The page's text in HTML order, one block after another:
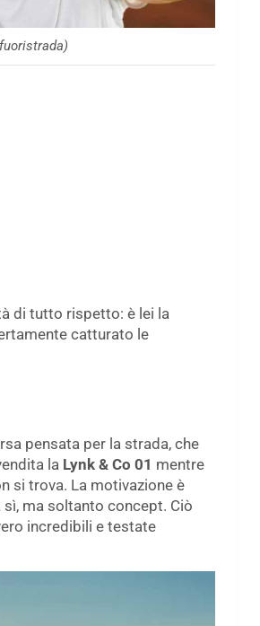
di tutto rispetto: è lei la
catturato le
pensata per la strada, che
la Lynk & Co 01 mentre
si trova. La motivazione è
ma soltanto concept. Ciò
incredibili e testate